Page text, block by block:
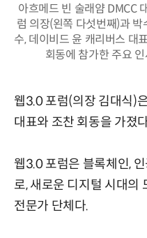
아흐메드 빈 술래얌 DMCC
럼 의장(왼쪽 다섯번째)과
수, 데이비드 윤 캐리버스 대
회동에 참가한 주요
웹3.0 포럼(의장 김대식)
대표와 조찬 회동을 가졌
웹3.0 포럼은 블록체인,
로, 새로운 디지털 시대의
전문가 단체다.